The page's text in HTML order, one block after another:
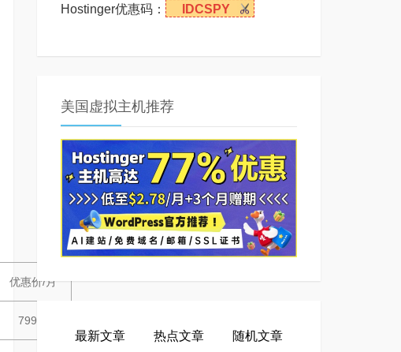
优惠价/月
799元
Hostinger优惠码： IDCSPY
美国虚拟主机推荐
最新文章 热点文章 随机文章